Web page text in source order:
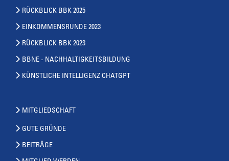
RÜCKBLICK BBK 2025
EINKOMMENSRUNDE 2023
RÜCKBLICK BBK 2023
BBNE - NACHHALTIGKEITSBILDUNG
KÜNSTLICHE INTELLIGENZ CHATGPT
MITGLIEDSCHAFT
GUTE GRÜNDE
BEITRÄGE